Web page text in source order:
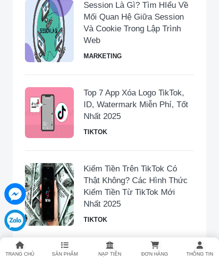
TRANG CHỦ SẢN PHẨM NẠP TIỀN ĐƠN HÀNG THÔNG TIN
Session Là Gì? Tìm HIểu Về
Mối Quan Hệ Giữa Session
Và Cookie Trong Lập Trình
Web
MARKETING
Top 7 App Xóa Logo TikTok,
ID, Watermark Miễn Phí, Tốt
Nhất 2025
TIKTOK
Kiếm Tiền Trên TikTok Có
Thật Không? Các Hình Thức
Kiếm Tiền Từ TikTok Mới
Nhất 2025
TIKTOK
Hướng Dẫn Tách Nhạc Từ